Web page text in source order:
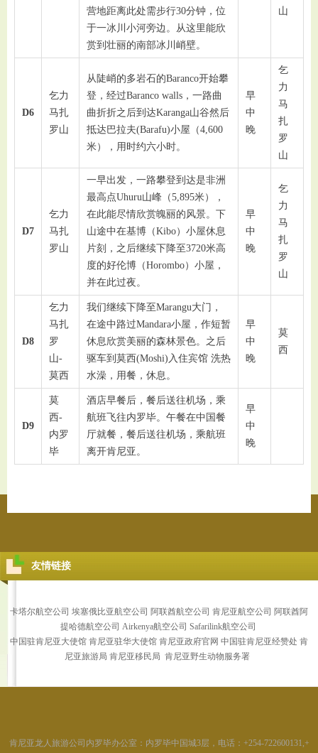
营地距离此处需步行30分钟，位
于一冰川小河旁边。从这里能欣
赏到壮丽的南部冰川峭壁。
山
D6
乞力
马扎
罗山
从陡峭的多岩石的Baranco开始攀
登，经过Baranco walls，一路曲
曲折折之后到达Karanga山谷然后
抵达巴拉夫(Barafu)小屋（4,600
米），用时约六小时。
早
中
晚
乞
力
马
扎
罗
山
D7
乞力
马扎
罗山
一早出发，一路攀登到达是非洲
最高点Uhuru山峰（5,895米），
在此能尽情欣赏魄丽的风景。下
山途中在基博（Kibo）小屋休息
片刻，之后继续下降至3720米高
度的好伦博（Horombo）小屋，
并在此过夜。
早
中
晚
乞
力
马
扎
罗
山
D8
乞力
马扎
罗
山-
莫西
我们继续下降至Marangu大门，
在途中路过Mandara小屋，作短暂
休息欣赏美丽的森林景色。之后
驱车到莫西(Moshi)入住宾馆 洗热
水澡，用餐，休息。
早
中
晚
莫
西
D9
莫
西-
内罗
毕
酒店早餐后，餐后送往机场，乘
航班飞往内罗毕。午餐在中国餐
厅就餐，餐后送往机场，乘航班
离开肯尼亚。
早
中
晚
友情链接
卡塔尔航空公司 埃塞俄比亚航空公司 阿联酋航空公司 肯尼亚航空公司 阿联酋阿
提哈德航空公司 Airkenya航空公司 Safarilink航空公司
中国驻肯尼亚大使馆 肯尼亚驻华大使馆 肯尼亚政府官网 中国驻肯尼亚经赞处 肯
尼亚旅游局 肯尼亚移民局 肯尼亚野生动物服务署
肯尼亚龙人旅游公司内罗毕办公室：内罗毕中国城3层，电话：+254-722600131,+